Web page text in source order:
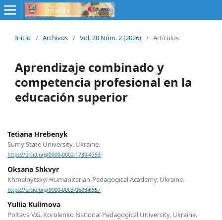
Inicio / Archivos / Vol. 20 Núm. 2 (2026) / Artículos
Aprendizaje combinado y
competencia profesional en la
educación superior
Tetiana Hrebenyk
Sumy State University, Ukraine.
https://orcid.org/0000-0002-1780-4393
Oksana Shkvyr
Khmelnytskyi Humanitarian-Pedagogical Academy, Ukraine.
https://orcid.org/0000-0003-0683-6557
Yuliia Kulimova
Poltava V.G. Korolenko National Pedagogical University, Ukraine.